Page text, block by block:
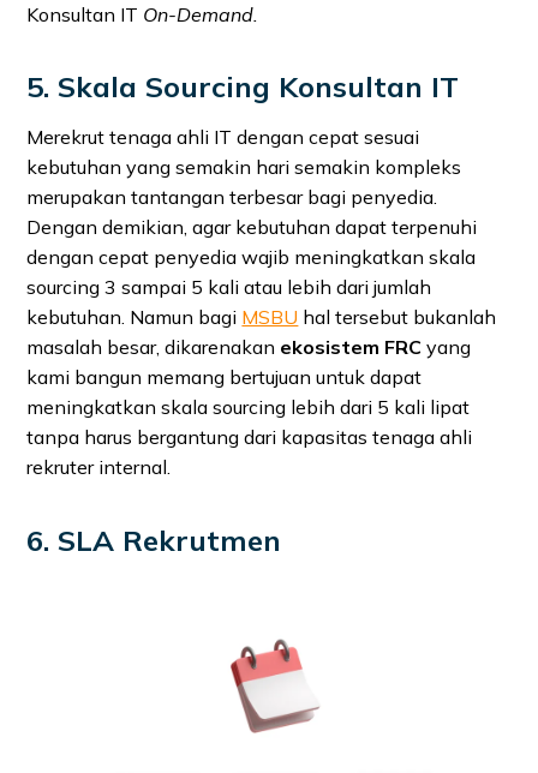
Konsultan IT On-Demand.
5. Skala Sourcing Konsultan IT
Merekrut tenaga ahli IT dengan cepat sesuai
kebutuhan yang semakin hari semakin kompleks
merupakan tantangan terbesar bagi penyedia.
Dengan demikian, agar kebutuhan dapat terpenuhi
dengan cepat penyedia wajib meningkatkan skala
sourcing 3 sampai 5 kali atau lebih dari jumlah
kebutuhan. Namun bagi MSBU hal tersebut bukanlah
masalah besar, dikarenakan ekosistem FRC yang
kami bangun memang bertujuan untuk dapat
meningkatkan skala sourcing lebih dari 5 kali lipat
tanpa harus bergantung dari kapasitas tenaga ahli
rekruter internal.
6. SLA Rekrutmen